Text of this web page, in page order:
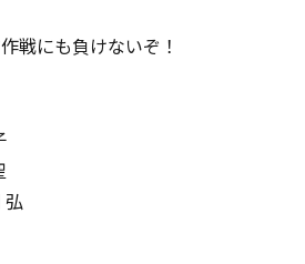
戦にも負けないぞ！
弘